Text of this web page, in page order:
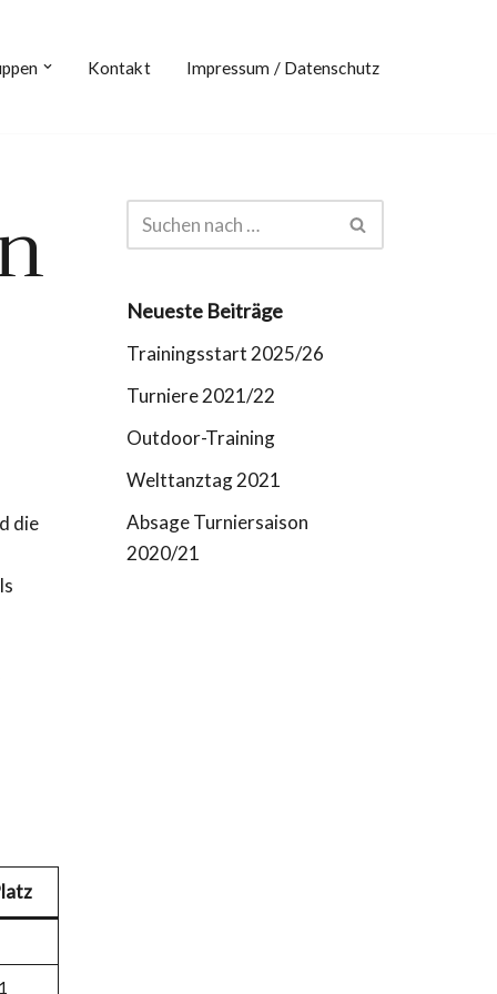
Kontakt Impressum / Datenschutz
die
Neueste Beiträge
Trainingsstart 2025/26
Turniere 2021/22
Outdoor-Training
Welttanztag 2021
Absage Turniersaison
2020/21